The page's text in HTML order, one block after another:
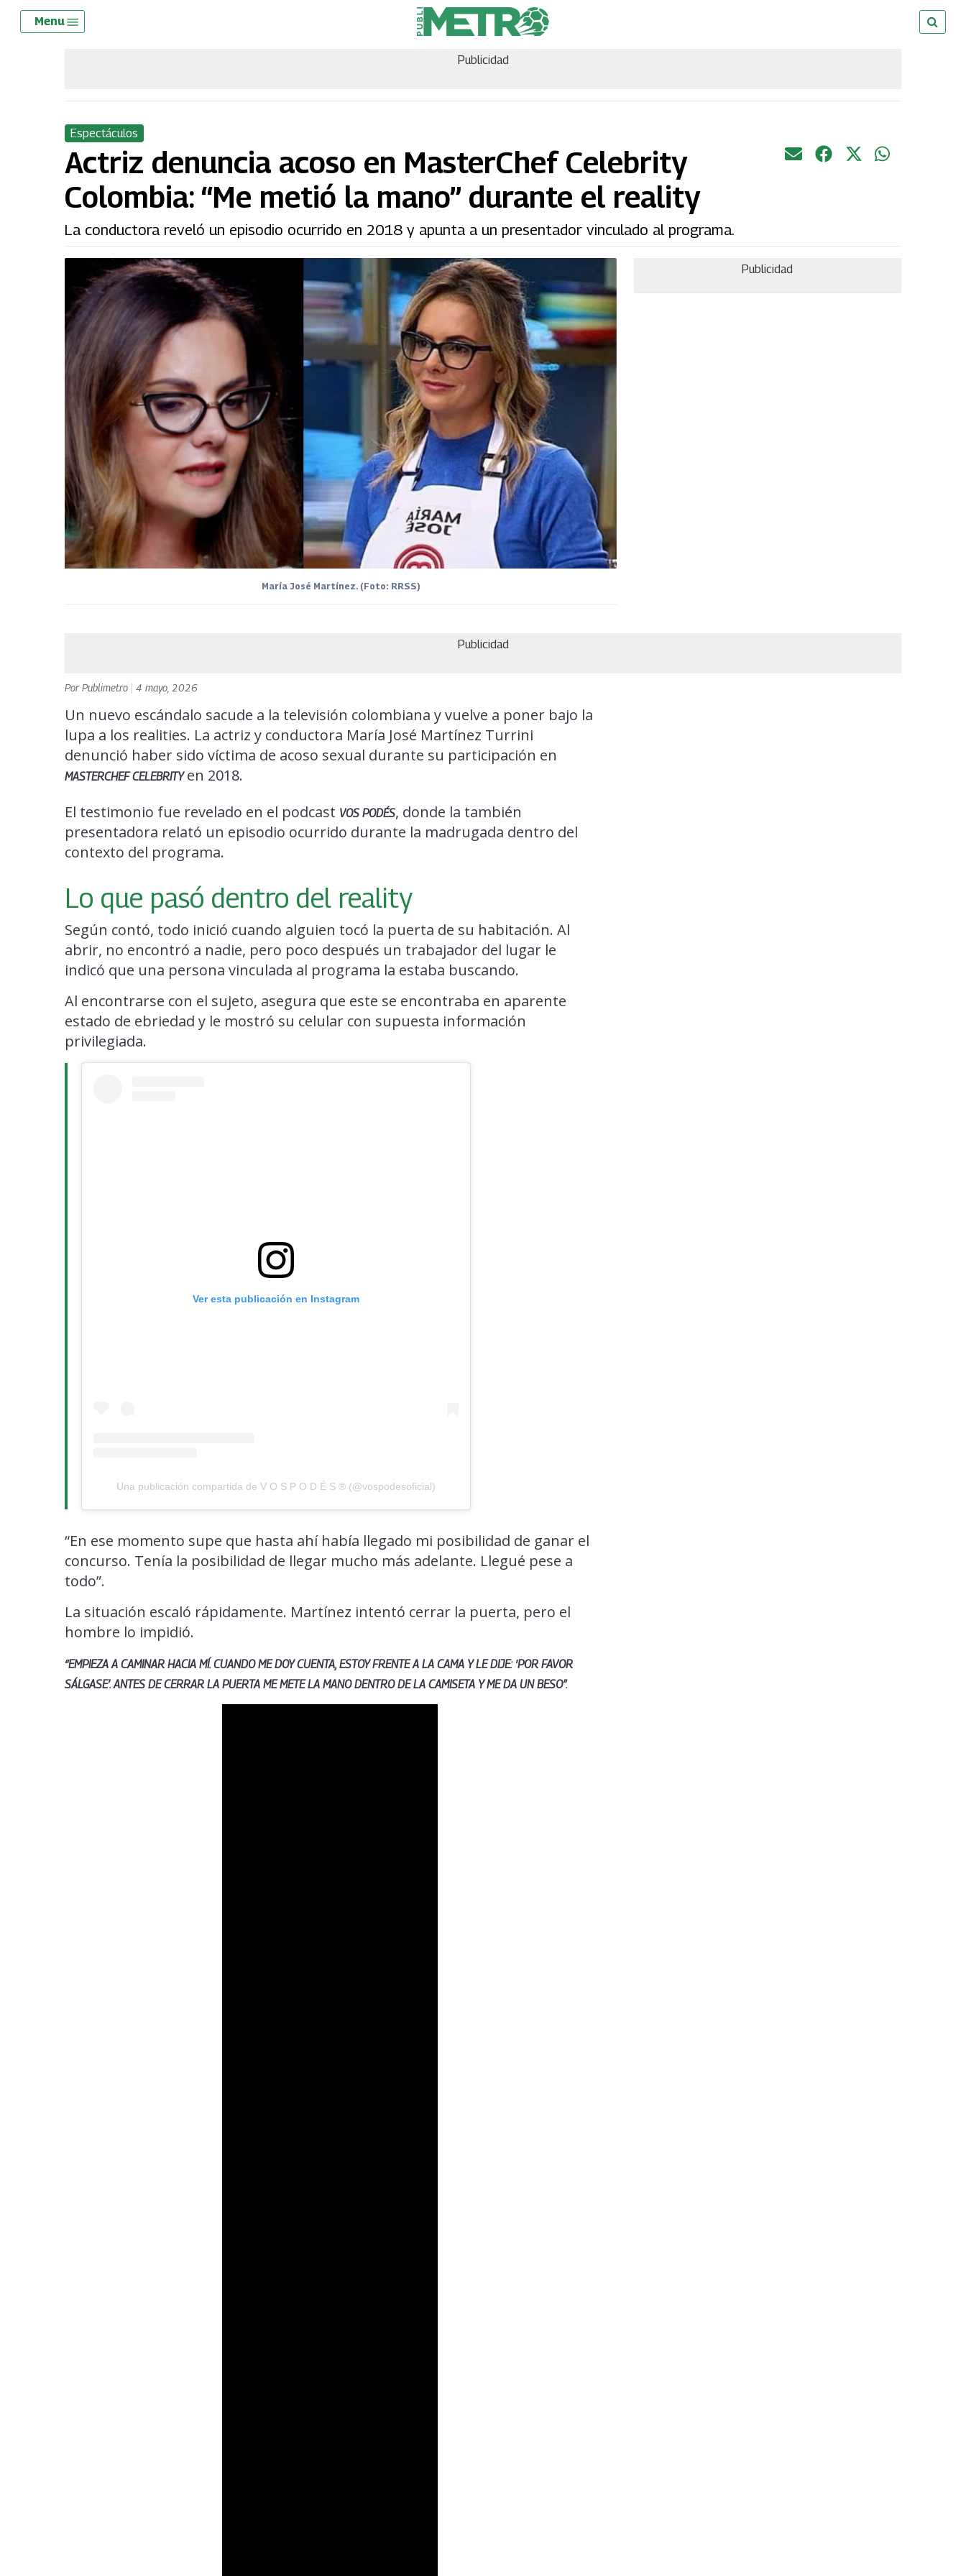
Skip
Menu
Publicidad
Espectáculos
Actriz denuncia acoso en MasterChef Celebrity
Colombia: “Me metió la mano” durante el reality
La conductora reveló un episodio ocurrido en 2018 y apunta a un presentador vinculado al programa.
María José Martínez. (Foto: RRSS)
Publicidad
Publicidad
PorPublimetro 4 mayo, 2026
Un nuevo escándalo sacude a la televisión colombiana y vuelve a poner bajo la
lupa a los realities. La actriz y conductora María José Martínez Turrini
denunció haber sido víctima de acoso sexual durante su participación en
MASTERCHEF CELEBRITYen 2018.
El testimonio fue revelado en el podcast VOS PODÉS, donde la también
presentadora relató un episodio ocurrido durante la madrugada dentro del
contexto del programa.
Lo que pasó dentro del reality
Según contó, todo inició cuando alguien tocó la puerta de su habitación. Al
abrir, no encontró a nadie, pero poco después un trabajador del lugar le
indicó que una persona vinculada al programa la estaba buscando.
Al encontrarse con el sujeto, asegura que este se encontraba en aparente
estado de ebriedad y le mostró su celular con supuesta información
privilegiada.
Ver esta publicación en Instagram
Una publicación compartida de V O S P O D É S ® (@vospodesoficial)
“En ese momento supe que hasta ahí había llegado mi posibilidad de ganar el
concurso. Tenía la posibilidad de llegar mucho más adelante. Llegué pese a
todo”.
La situación escaló rápidamente. Martínez intentó cerrar la puerta, pero el
hombre lo impidió.
“EMPIEZA A CAMINAR HACIA MÍ. CUANDO ME DOY CUENTA, ESTOY FRENTE A LA CAMA Y LE DIJE: ‘POR FAVOR
SÁLGASE’. ANTES DE CERRAR LA PUERTA ME METE LA MANO DENTRO DE LA CAMISETA Y ME DA UN BESO”.
Menu